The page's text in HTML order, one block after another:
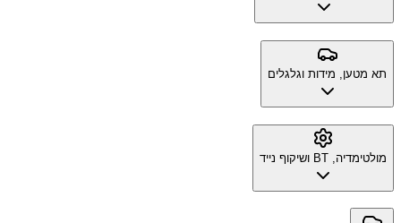
תא מטען, מידות וגלגלים
מולטימדיה, BT ושיקוף נייד